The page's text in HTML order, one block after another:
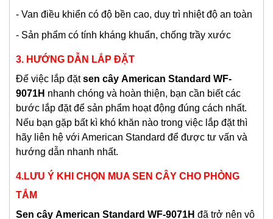
- Van điều khiển có độ bền cao, duy trì nhiệt độ an toàn
- Sản phẩm có tính kháng khuẩn, chống trầy xước
3. HƯỚNG DẪN LẮP ĐẶT
Để việc lắp đặtsen cây American Standard WF-
9071H nhanh chóng và hoàn thiện, bạn cần biết các
bước lắp đặt để sản phẩm hoạt động đúng cách nhất.
Nếu bạn gặp bất kì khó khăn nào trong việc lắp đặt thì
hãy liên hệ với American Standard để được tư vấn và
hướng dẫn nhanh nhất.
4.LƯU Ý KHI CHỌN MUA SEN CÂY CHO PHÒNG
TẮM
Sen cây American Standard WF-9071H đã trở nên vô